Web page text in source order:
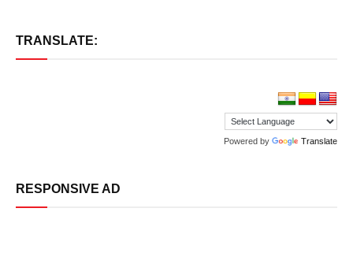
TRANSLATE:
Powered by Translate
RESPONSIVE AD